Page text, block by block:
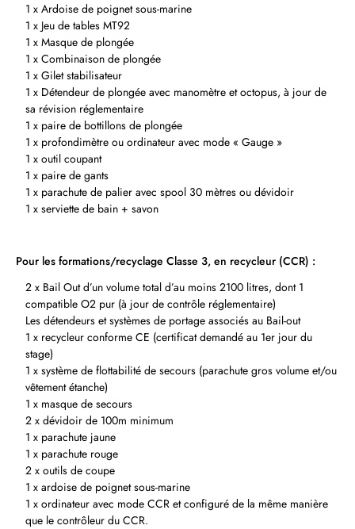
1 x Ardoise de poignet sous‑marine
1 x Jeu de tables MT92
1 x Masque de plongée
1 x Combinaison de plongée
1 x Gilet stabilisateur
1 x Détendeur de plongée avec manomètre et octopus, à jour de
sa révision réglementaire
1 x paire de bottillons de plongée
1 x profondimètre ou ordinateur avec mode « Gauge »
1 x outil coupant
1 x paire de gants
1 x parachute de palier avec spool 30 mètres ou dévidoir
1 x serviette de bain + savon
Pour les formations/recyclage Classe 3, en recycleur (CCR) :
2 x Bail Out d’un volume total d’au moins 2100 litres, dont 1
compatible O2 pur (à jour de contrôle réglementaire)
Les détendeurs et systèmes de portage associés au Bail‑out
1 x recycleur conforme CE (certificat demandé au 1er jour du
stage)
1 x système de flottabilité de secours (parachute gros volume et/ou
vêtement étanche)
1 x masque de secours
2 x dévidoir de 100m minimum
1 x parachute jaune
1 x parachute rouge
2 x outils de coupe
1 x ardoise de poignet sous‑marine
1 x ordinateur avec mode CCR et configuré de la même manière
que le contrôleur du CCR.